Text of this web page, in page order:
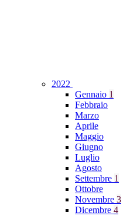
2022
Gennaio 1
Febbraio
Marzo
Aprile
Maggio
Giugno
Luglio
Agosto
Settembre 1
Ottobre
Novembre 3
Dicembre 4